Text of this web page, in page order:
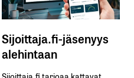
Sijoittaja.fi-jäsenyys
alehintaan